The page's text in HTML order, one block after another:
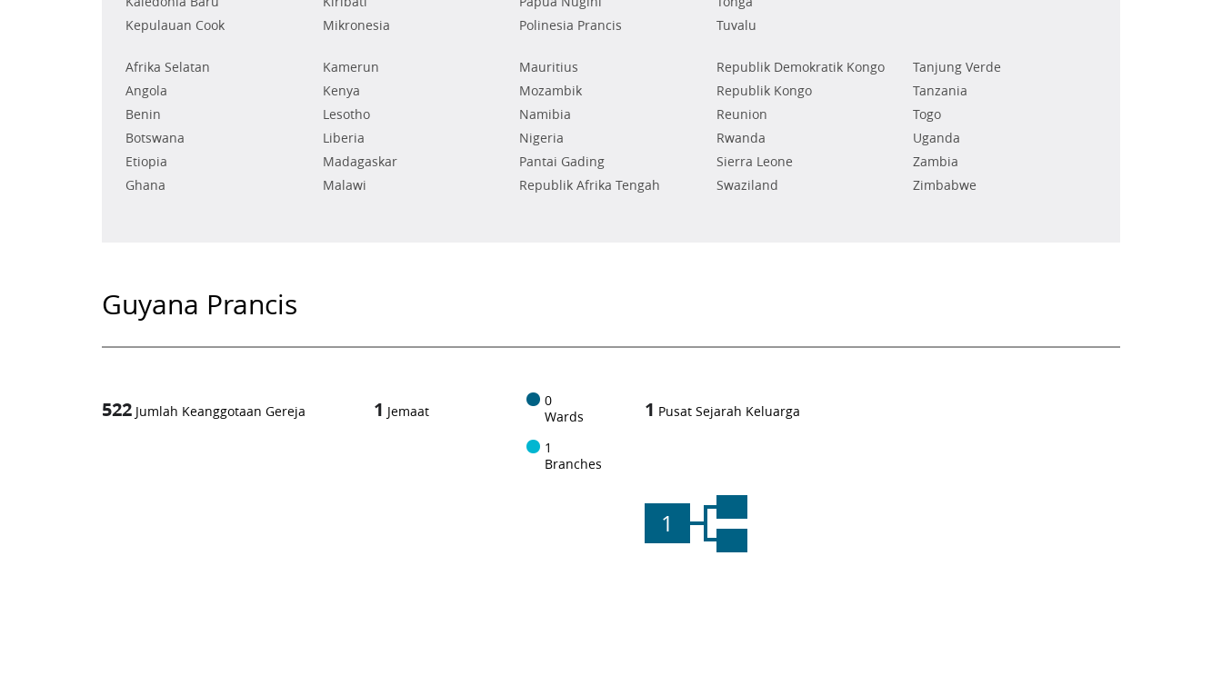
Kepulauan Cook
Mikronesia
Polinesia Prancis
Tuvalu
Afrika Selatan
Angola
Benin
Botswana
Etiopia
Ghana
Kamerun
Kenya
Lesotho
Liberia
Madagaskar
Malawi
Mauritius
Mozambik
Namibia
Nigeria
Pantai Gading
Republik Afrika Tengah
Republik Demokratik Kongo
Republik Kongo
Reunion
Rwanda
Sierra Leone
Swaziland
Tanjung Verde
Tanzania
Togo
Uganda
Zambia
Zimbabwe
Guyana Prancis
522 Jumlah Keanggotaan Gereja 1 Jemaat
0
Wards
1
Branches
1 Pusat Sejarah Keluarga
1